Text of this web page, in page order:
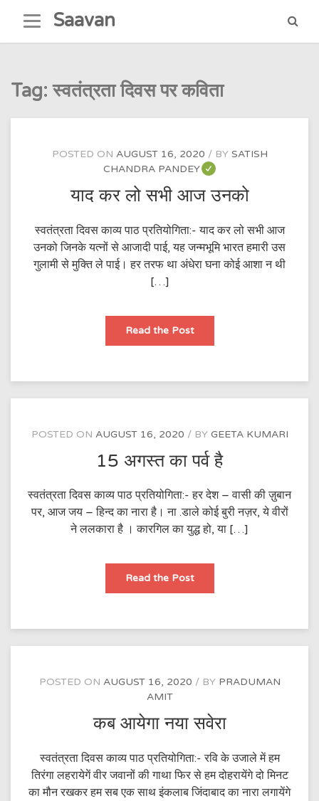
content
Saavan
Tag:स्वतंत्रता दिवस पर कविता
POSTED ON AUGUST 16, 2020 BY SATISH
CHANDRA PANDEY
याद कर लो सभी आज उनको
स्वतंत्रता दिवस काव्य पाठ प्रतियोगिता:- याद कर लो सभी आज
उनको जिनके यत्नों से आजादी पाई, यह जन्मभूमि भारत हमारी उस
गुलामी से मुक्ति ले पाई। हर तरफ था अंधेरा घना कोई आशा न थी
[…]
Read the Postयाद
लो
उनको
POSTED ON AUGUST 16, 2020 BY GEETA KUMARI
15 अगस्त का पर्व है
स्वतंत्रता दिवस काव्य पाठ प्रतियोगिता:- हर देश – वासी की ज़ुबान
पर, आज जय – हिन्द का नारा है। ना .डाले कोई बुरी नज़र, ये वीरों
ने ललकारा है । कारगिल का युद्ध हो, या […]
Read the Post15
का
POSTED ON AUGUST 16, 2020 BY PRADUMAN
AMIT
कब आयेगा नया सवेरा
स्वतंत्रता दिवस काव्य पाठ प्रतियोगिता:- रवि के उजाले में हम
तिरंगा लहरायेगें वीर जवानों की गाथा फिर से हम दोहरायेंगे दो मिनट
का मौन रखकर हम सब एक साथ इंकलाब जिंदाबाद का नारा लगायेंगे